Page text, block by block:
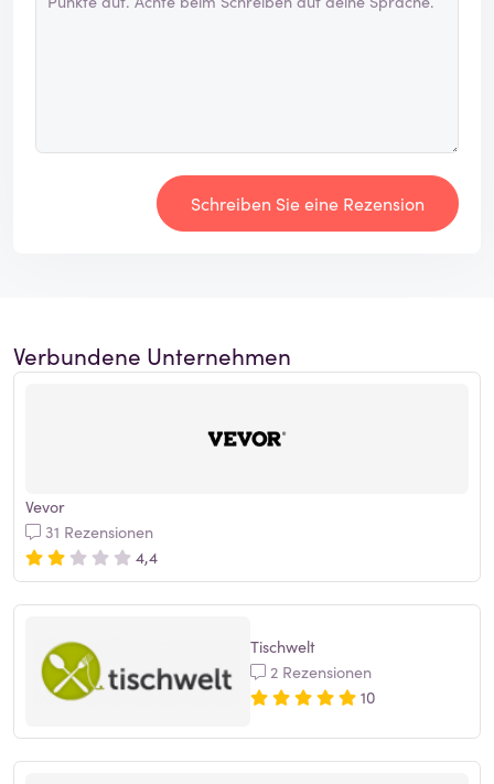
Schreiben Sie eine Rezension
Verbundene Unternehmen
Vevor
31 Rezensionen
4,4
Tischwelt
2 Rezensionen
10